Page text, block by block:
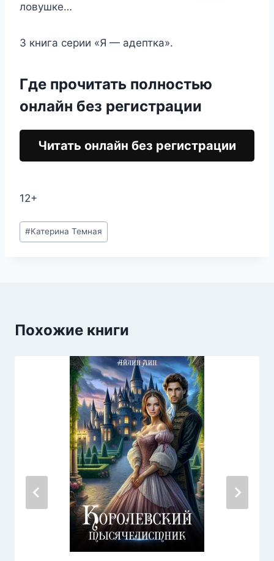
ловушке…
3 книга серии «Я — адептка».
Где прочитать полностью
онлайн без регистрации
Читать онлайн без регистрации
12+
Метки
записи:
#Катерина Темная
Похожие книги